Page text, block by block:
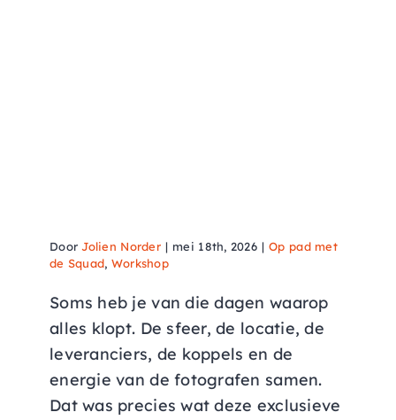
DoorJolien Norder | mei 18th, 2026 | Op pad met
de Squad, Workshop
Soms heb je van die dagen waarop
alles klopt. De sfeer, de locatie, de
leveranciers, de koppels en de
energie van de fotografen samen.
Dat was precies wat deze exclusieve